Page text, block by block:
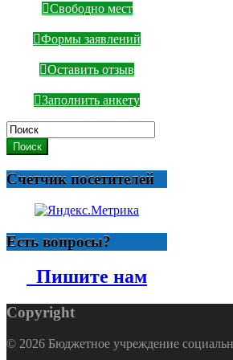
Свободно мест
Формы заявлений
Оставить отзыв
Заполнить анкету
Поиск
Счетчик посетителей
Есть вопросы?
Пишите нам
Copyright
© 2026 Бюджетное учреждение